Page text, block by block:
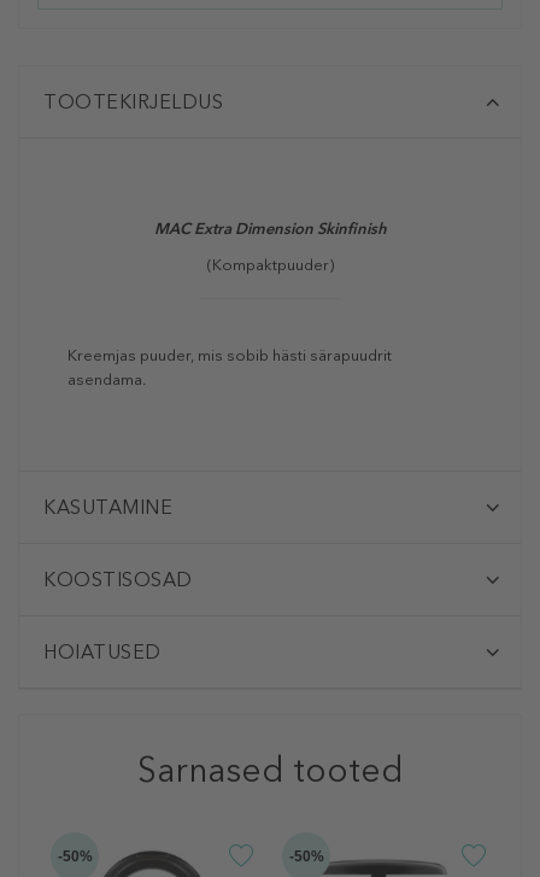
TOOTEKIRJELDUS
MAC Extra Dimension Skinfinish
(Kompaktpuuder)
Kreemjas puuder, mis sobib hästi särapuudrit
asendama
KASUTAMINE
KOOSTISOSAD
HOIATUSED
Sarnased tooted
-50%
-50%